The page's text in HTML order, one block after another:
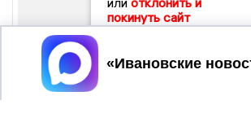
покинуть сайт
Принять